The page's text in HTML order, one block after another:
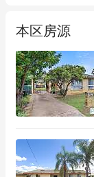
本区房源